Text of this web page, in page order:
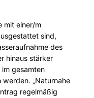
mit einer/m
sind,
des
hinaus stärker
gesamten
„Naturnahe
regelmäßig